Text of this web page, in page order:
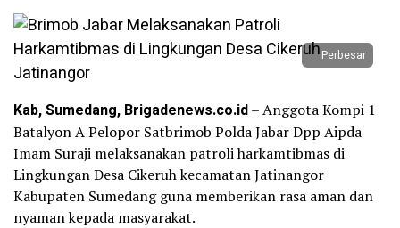
Perbesar
Kab, Sumedang, Brigadenews.co.id– Anggota Kompi 1
Batalyon A Pelopor Satbrimob Polda Jabar Dpp Aipda
Imam Suraji melaksanakan patroli harkamtibmas di
Lingkungan Desa Cikeruh kecamatan Jatinangor
Kabupaten Sumedang guna memberikan rasa aman dan
nyaman kepada masyarakat.